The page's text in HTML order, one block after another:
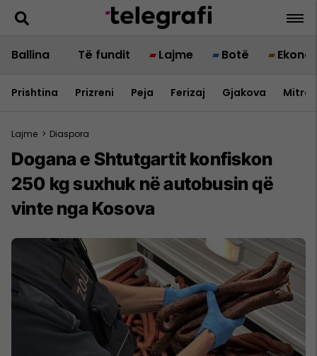
Ballina Të fundit Lajme Botë
Prishtina Prizreni Peja Ferizaj Gjakova
Lajme > Diaspora
Dogana e Shtutgartit konfiskon
250 kg suxhuk në autobusin që
vinte nga Kosova